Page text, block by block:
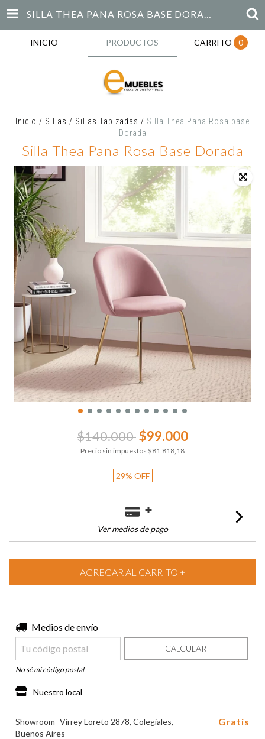
SILLA THEA PANA ROSA BASE DORADA
INICIO PRODUCTOS CARRITO 0
Inicio / Sillas / Sillas Tapizadas / Silla Thea Pana Rosa base
Dorada
Silla Thea Pana Rosa Base Dorada
$140.000$99.000
Precio sin impuestos $81.818,18
29% OFF
Ver medios de pago
Entregas para el CP:
Medios de envío
CALCULAR
No sé mi código postal
Nuestro local
Showroom Virrey Loreto 2878, Colegiales,
Buenos Aires
Gratis